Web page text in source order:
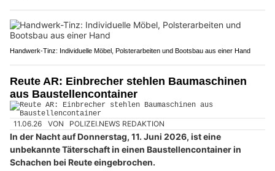
Handwerk-Tinz: Individuelle Möbel, Polsterarbeiten und Bootsbau aus einer Hand
Reute AR: Einbrecher stehlen Baumaschinen
aus Baustellencontainer
11.06.26 VON POLIZEI.NEWS REDAKTION
In der Nacht auf Donnerstag, 11. Juni 2026, ist eine
unbekannte Täterschaft in einen Baustellencontainer in
Schachen bei Reute eingebrochen.